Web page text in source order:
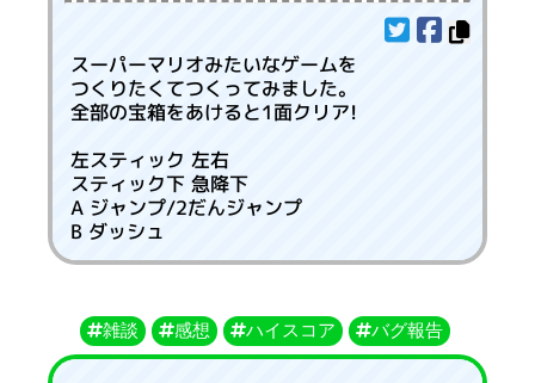
スーパーマリオみたいなゲームを
つくりたくてつくってみました。
全部の宝箱をあけると1面クリア!
左スティック 左右
スティック下 急降下
A ジャンプ/2だんジャンプ
B ダッシュ
雑談 感想 ハイスコア バグ報告